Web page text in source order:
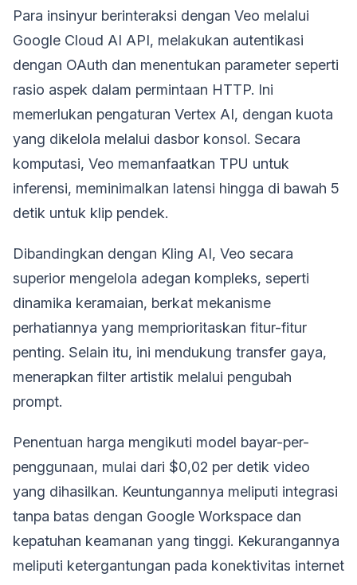
Para insinyur berinteraksi dengan Veo melalui
Google Cloud AI API, melakukan autentikasi
dengan OAuth dan menentukan parameter seperti
rasio aspek dalam permintaan HTTP. Ini
memerlukan pengaturan Vertex AI, dengan kuota
yang dikelola melalui dasbor konsol. Secara
komputasi, Veo memanfaatkan TPU untuk
inferensi, meminimalkan latensi hingga di bawah 5
detik untuk klip pendek.
Dibandingkan dengan Kling AI, Veo secara
superior mengelola adegan kompleks, seperti
dinamika keramaian, berkat mekanisme
perhatiannya yang memprioritaskan fitur-fitur
penting. Selain itu, ini mendukung transfer gaya,
menerapkan filter artistik melalui pengubah
prompt.
Penentuan harga mengikuti model bayar-per-
penggunaan, mulai dari $0,02 per detik video
yang dihasilkan. Keuntungannya meliputi integrasi
tanpa batas dengan Google Workspace dan
kepatuhan keamanan yang tinggi. Kekurangannya
meliputi ketergantungan pada konektivitas internet